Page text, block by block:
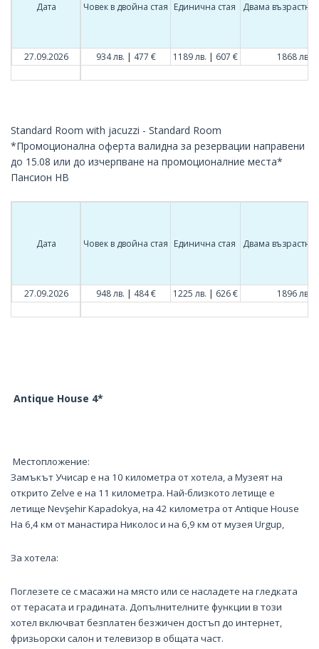
Дата
27.09.2026
Човек в двойна стая Единична стая Двама възрастни
934 лв. | 477 € 1189 лв. | 607 € 1868 лв.
Standard Room with jacuzzi - Standard Room
*Промоционална оферта валидна за резервации направени
до 15.08 или до изчерпване на промоционалние места*
Пансион HB
Дата
27.09.2026
Човек в двойна стая Единична стая Двама възрастни
948 лв. | 484 € 1225 лв. | 626 € 1896 лв.
Antique House 4*
Местопложение:
Замъкът Учисар е на 10 километра от хотела, а Музеят на
открито Zelve е на 11 километра. Най-близкото летище е
летище Nevşehir Kapadokya, на 42 километра от Antique House
На 6,4 км от манастира Николос и на 6,9 км от музея Urgup,
За хотела:
Поглезете се с масажи на място или се насладете на гледката
от терасата и градината. Допълнителните функции в този
хотел включват безплатен безжичен достъп до интернет,
фризьорски салон и телевизор в общата част.